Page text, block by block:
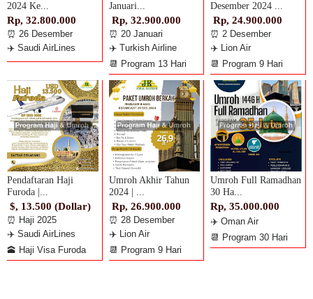
2024 Ke...
Rp, 32.800.000
⏰ 26 Desember
✈️ Saudi AirLines
Januari...
Rp, 32.900.000
⏰ 20 Januari
✈️ Turkish Airline
📆 Program 13 Hari
Desember 2024 ...
Rp, 24.900.000
⏰ 2 Desember
✈️ Lion Air
📆 Program 9 Hari
Pendaftaran Haji
Furoda |...
$, 13.500 (Dollar)
⏰ Haji 2025
✈️ Saudi AirLines
🕋 Haji Visa Furoda
Umroh Akhir Tahun
2024 | ...
Rp, 26.900.000
⏰ 28 Desember
✈️ Lion Air
📆 Program 9 Hari
Umroh Full Ramadhan
30 Ha...
Rp, 35.000.000
✈️ Oman Air
📆 Program 30 Hari